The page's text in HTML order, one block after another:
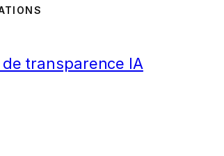
transparence IA